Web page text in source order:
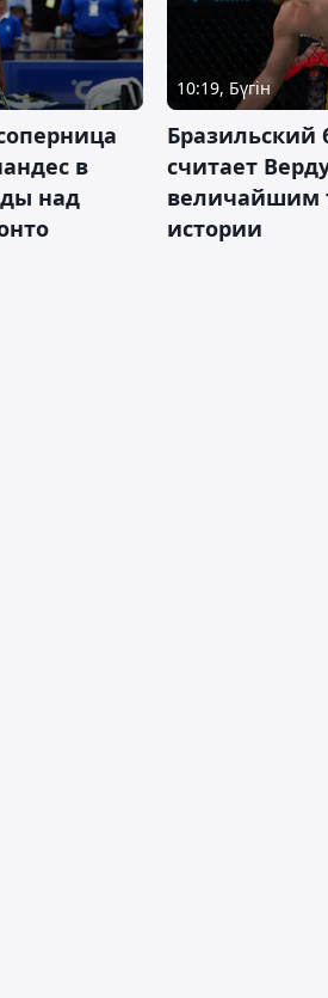
в
над
10:19, Бүгін
Бразильский
считает
величайшим
истории